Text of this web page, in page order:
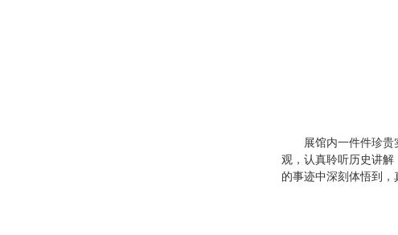
展馆内一件件珍
观，认真聆听历史讲
的事迹中深刻体悟到，